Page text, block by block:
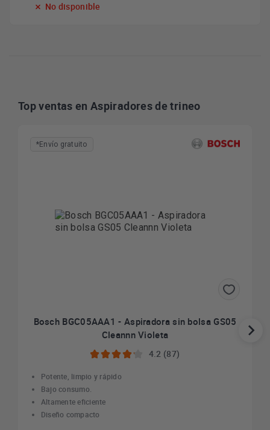
No disponible
Top ventas en Aspiradores de trineo
*Envío gratuito
Bosch BGC05AAA1 - Aspiradora sin bolsa GS05
Cleannn Violeta
4.2 (87)
Potente, limpio y rápido
Bajo consumo.
Altamente eficiente
Diseño compacto